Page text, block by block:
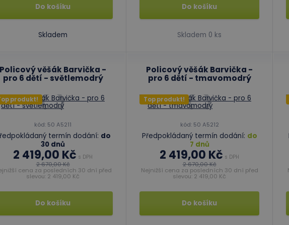
Do košíku
Skladem
Do košíku
Skladem 0 ks
Policový věšák Barvička -
pro 6 dětí - světlemodrý
produkt!
kód: 50 A5211
termín dodání: do
30 dnů
2 419,00 Kč s DPH
2 670,00 Kč
cena za posledních 30 dní před
slevou: 2 419,00 Kč
Do košíku
Policový věšák Barvička -
pro 6 dětí - tmavomodrý
Top produkt!
kód: 50 A5212
Předpokládaný termín dodání: do
7 dnů
2 419,00 Kč s DPH
2 670,00 Kč
Nejnižší cena za posledních 30 dní před
slevou: 2 419,00 Kč
Do košíku